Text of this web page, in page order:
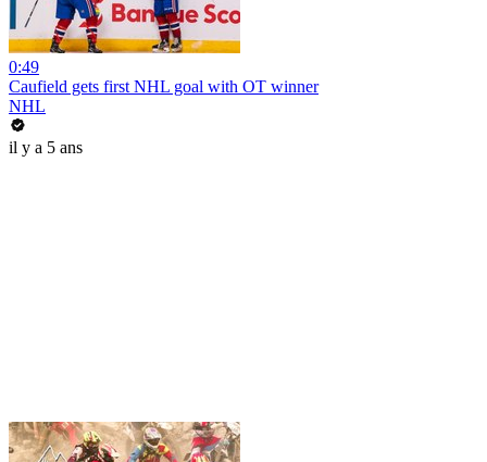
0:49
Caufield gets first NHL goal with OT winner
NHL
il y a 5 ans